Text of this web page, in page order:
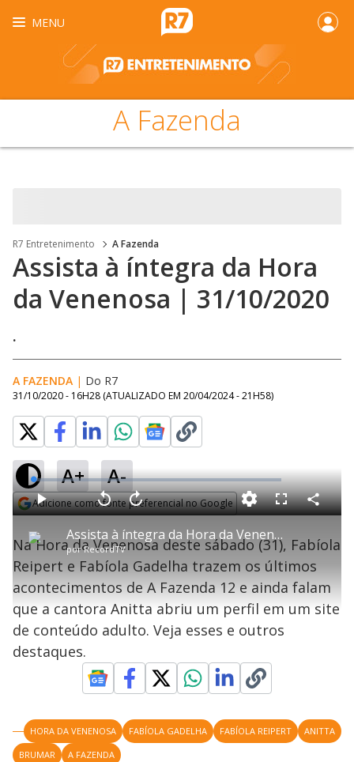
MENU
A Fazenda
R7 Entretenimento A Fazenda
Assista à íntegra da Hora
da Venenosa | 31/10/2020
.
A FAZENDA | Do R7
31/10/2020 - 16H28 (ATUALIZADO EM 20/04/2024 - 21H58)
A+ A-
Adicione como fonte preferencial no Google
P
l
a
y
V
Assista à íntegra da Hora da Venenosa | 31/10/2020
porRecordTV
P V
t
a
r
1
e
g
n
d
s
A
a
n
ç
a
r
1
s
e
u
n
d
o
s
o
L
o
a
d
e
:
1
.
0
2
%
F
l
s
c
e
n
C
o
a
r
i
l
a
Na Hora da Venenosa deste sábado (31), Fabíola
Reipert e Fabíola Gadelha trazem os últimos
acontecimentos de A Fazenda 12 e ainda falam
que a cantora Anitta abriu um perfil em um site
de conteúdo adulto. Veja esses e outros
destaques.
HORA DA VENENOSA FABÍOLA GADELHA FABÍOLA REIPERT
ANITTA
BRUMAR
A FAZENDA